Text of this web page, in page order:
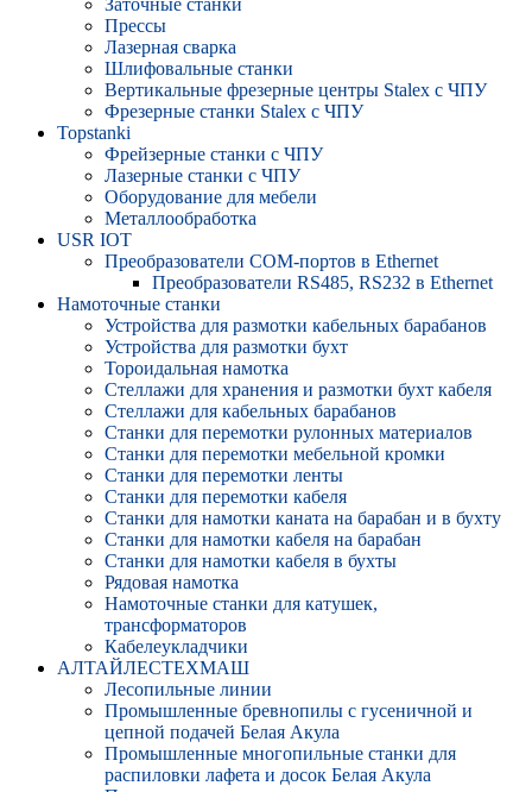
Заточные станки
Прессы
Лазерная сварка
Шлифовальные станки
Вертикальные фрезерные центры Stalex с ЧПУ
Фрезерные станки Stalex с ЧПУ
Topstanki
Фрейзерные станки с ЧПУ
Лазерные станки с ЧПУ
Оборудование для мебели
Металлообработка
USR IOT
Преобразователи COM-портов в Ethernet
Преобразователи RS485, RS232 в Ethernet
Намоточные станки
Устройства для размотки кабельных барабанов
Устройства для размотки бухт
Тороидальная намотка
Стеллажи для хранения и размотки бухт кабеля
Стеллажи для кабельных барабанов
Станки для перемотки рулонных материалов
Станки для перемотки мебельной кромки
Станки для перемотки ленты
Станки для перемотки кабеля
Станки для намотки каната на барабан и в бухту
Станки для намотки кабеля на барабан
Станки для намотки кабеля в бухты
Рядовая намотка
Намоточные станки для катушек,
трансформаторов
Кабелеукладчики
АЛТАЙЛЕСТЕХМАШ
Лесопильные линии
Промышленные бревнопилы с гусеничной и
цепной подачей Белая Акула
Промышленные многопильные станки для
распиловки лафета и досок Белая Акула